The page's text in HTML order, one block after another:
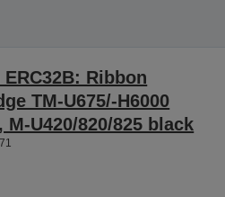
ERC32B: Ribbon
TM-U675/-H6000
M-U420/820/825 black